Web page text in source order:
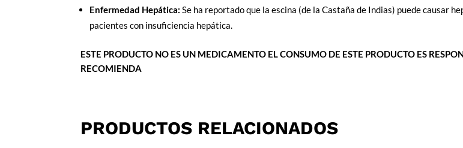
Enfermedad Hepática: Se ha reportado que la escina (de la Castaña de Indias) puede causar
pacientes con insuficiencia hepática.
ESTE PRODUCTO NO ES UN MEDICAMENTO EL CONSUMO DE ESTE PRODUCTO ES
RECOMIENDA
PRODUCTOS RELACIONADOS